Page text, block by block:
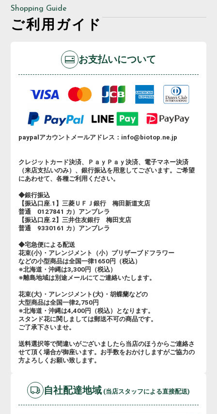
Shopping Guide
ご利用ガイド
お支払いについて
paypalアカウントメールアドレス：info@biotop.ne.jp
クレジットカード決済、ＰａｙＰａｙ決済、電子マネー決済
（来店支払いのみ）、銀行振込を用意してございます。ご希望
にあわせて、各種ご利用ください。
◆銀行振込
【振込口座.1】三菱ＵＦＪ銀行 梅田新道支店
普通 0127841 カ）アンブレラ
【振込口座.2】三井住友銀行 梅田支店
普通 9330161 カ）アンブレラ
◆宅急便による配送
花束(小)・アレンジメント（小）プリザーブドフラワー
などの小型商品は全国一律1650円（税込）
※北海道・沖縄は3,300円（税込）
※離島地域は別途メールにてご連絡いたします。
花束(大)・アレンジメント(大)・胡蝶蘭などの
大型商品は全国一律2,750円
※北海道・沖縄は4,400円（税込）となります。
スタンド花に関しましては郵送不可の商品です。
ご了承下さいませ。
送料選択等で間違いがございましたら当店のほうからご連絡さ
せて頂く場合が御座います。お手数をおかけしますがご協力の
方よろしくお願い致します。
自社配達地域 (当店スタッフによる直接配送)